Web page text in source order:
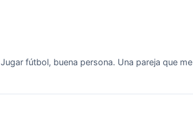
Jugar fútbol, buena persona. Una pareja que me